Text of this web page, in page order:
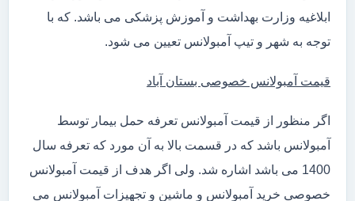
ابلاغیه وزارت بهداشت و آموزش پزشکی می باشد. که با
توجه به شهر و تیپ آمبولانس تعیین می شود.
قیمت آمبولانس خصوصی بستان آباد
اگر منظور از قیمت آمبولانس تعرفه حمل بیمار توسط
آمبولانس باشد که در قسمت بالا به آن مورد که تعرفه سال
1400 می باشد اشاره شد. ولی اگر هدف از قیمت آمبولانس
خصوصی خرید آمبولانس و ماشین و تجهیزات آمبولانس می